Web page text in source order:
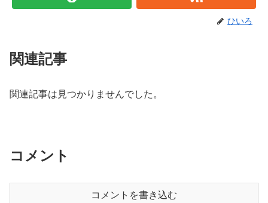
ひいろ
関連記事
関連記事は見つかりませんでした。
コメント
コメントを書き込む